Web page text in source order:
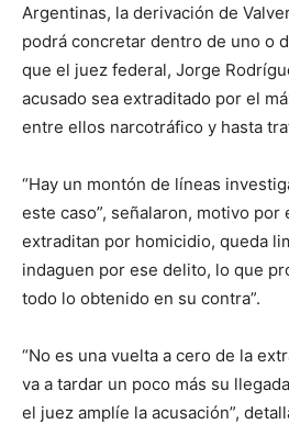
Argentinas, la derivación de
podrá concretar dentro de uno o
que el juez federal, Jorge
acusado sea extraditado por el
entre ellos narcotráfico y hasta
“Hay un montón de líneas
este caso”, señalaron, motivo por
extraditan por homicidio, queda
indaguen por ese delito, lo que
todo lo obtenido en su contra”.
“No es una vuelta a cero de la
va a tardar un poco más su
el juez amplíe la acusación”,